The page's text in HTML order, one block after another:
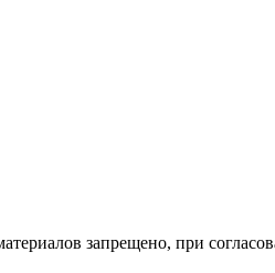
запрещено, при